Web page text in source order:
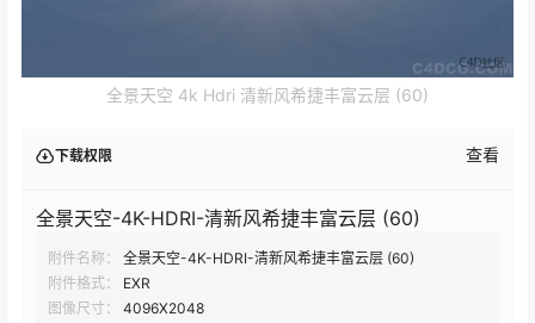
全景天空 4k Hdri 清新风希捷丰富云层 (60)
下载权限 查看
全景天空-4K-HDRI-清新风希捷丰富云层 (60)
附件名称：
全景天空-4K-HDRI-清新风希捷丰富云层 (60)
附件格式：
EXR
图像尺寸：
4096X2048